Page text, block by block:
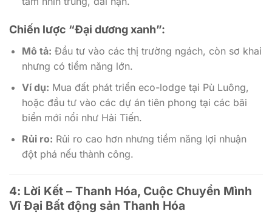
Chiến lược “Đại dương xanh”:
Mô tả: Đầu tư vào các thị trường ngách, còn sơ khai
nhưng có tiềm năng lớn.
Ví dụ: Mua đất phát triển eco-lodge tại Pù Luông,
hoặc đầu tư vào các dự án tiên phong tại các bãi
biển mới nổi như Hải Tiến.
Rủi ro: Rủi ro cao hơn nhưng tiềm năng lợi nhuận
đột phá nếu thành công.
4: Lời Kết – Thanh Hóa, Cuộc Chuyển Mình
Vĩ Đại Bất động sản Thanh Hóa